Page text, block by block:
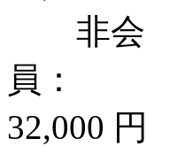
非会
32,000 円